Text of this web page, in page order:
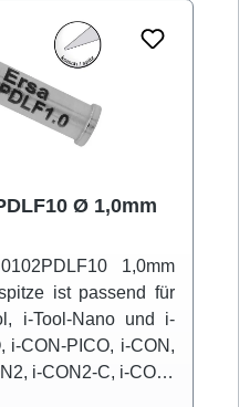
Ø 1,0mm
1,0mm
ist passend für
i-Tool-Nano und i-
i-CON-PICO, i-CON,
i-CON2-C, i-CON-